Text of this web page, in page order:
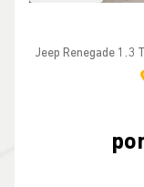
Jeep Renegade